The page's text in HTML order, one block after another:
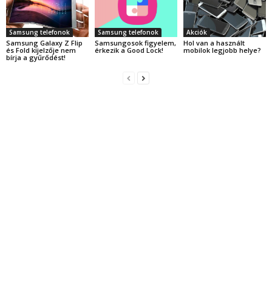
Samsung telefonok
Samsung Galaxy Z Flip
és Fold kijelzője nem
bírja a gyűrődést!
Samsung telefonok
Samsungosok figyelem,
érkezik a Good Lock!
Akciók
Hol van a használt
mobilok legjobb helye?